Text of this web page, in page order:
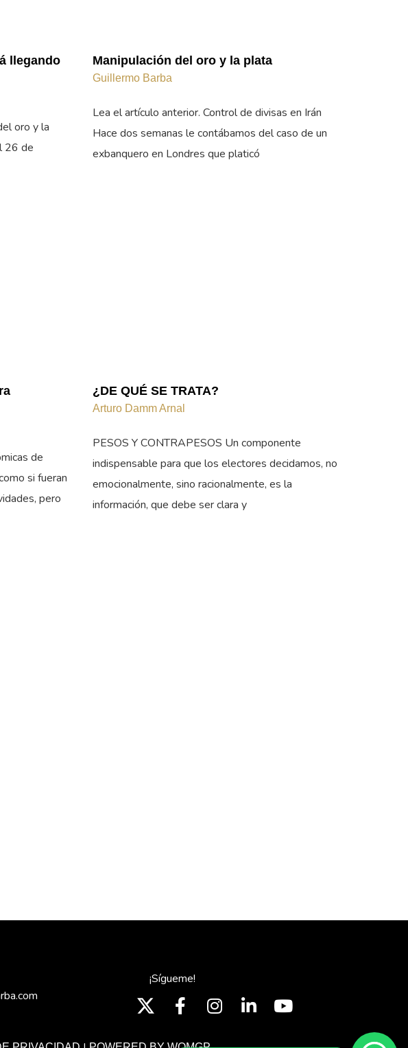
llegando
oro y la
26 de
Manipulación del oro y la plata
Guillermo Barba
Lea el artículo anterior. Control de divisas en Irán
Hace dos semanas le contábamos del caso de un
exbanquero en Londres que platicó
de
si fueran
pero
¿DE QUÉ SE TRATA?
Arturo Damm Arnal
PESOS Y CONTRAPESOS Un componente
indispensable para que los electores decidamos, no
emocionalmente, sino racionalmente, es la
información, que debe ser clara y
¡Sígueme!